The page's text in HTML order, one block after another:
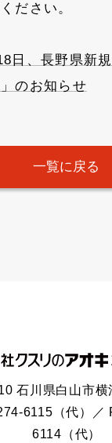
ださい。
日、長野県新
のお知らせ
一覧に戻る
石川県白山市
6115（代）／
6114（代）